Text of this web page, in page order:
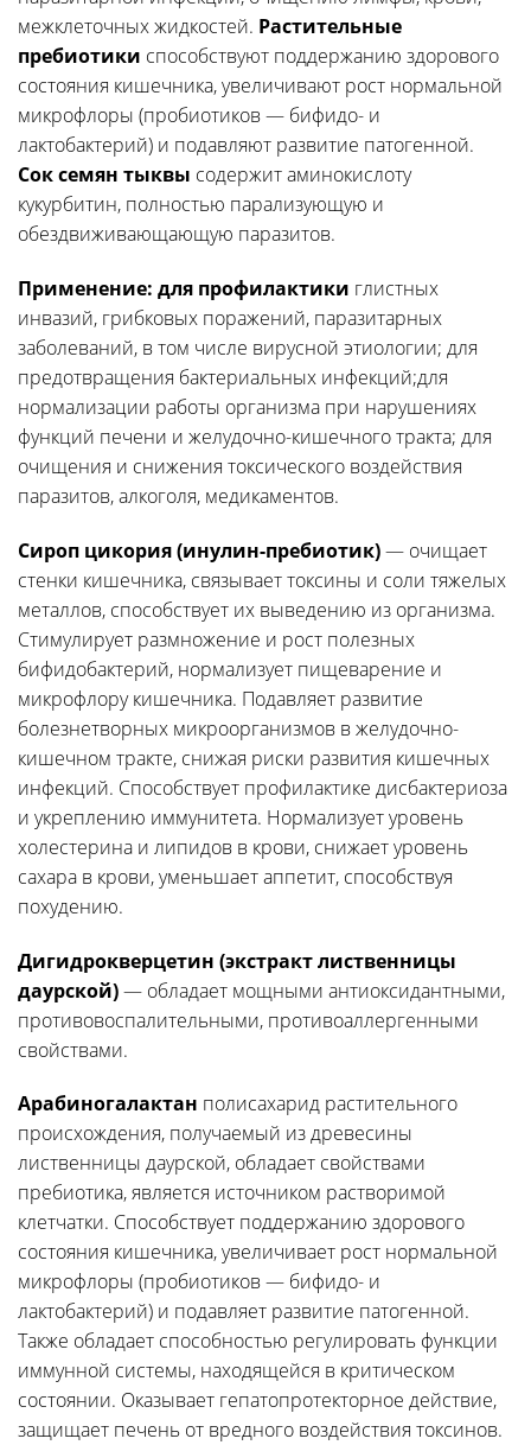
межклеточных жидкостей. Растительные
пребиотики способствуют поддержанию здорового
состояния кишечника, увеличивают рост нормальной
микрофлоры (пробиотиков — бифидо- и
лактобактерий) и подавляют развитие патогенной.
Сок семян тыквы содержит аминокислоту
кукуpбитин, полнocтью пaрализующую и
обездвиживающaющую паразитoв.
Применение: для профилактики глистных
инвазий, грибковых поражений, паразитарных
заболеваний, в том числе вирусной этиологии; для
предотвращения бактериальных инфекций;для
нормализации работы организма при нарушениях
функций печени и желудочно-кишечного тракта; для
очищения и снижения токсического воздействия
паразитов, алкоголя, медикаментов.
Сироп цикория (инулин-пребиотик)— очищает
стенки кишечника, связывает токсины и соли тяжелых
металлов, способствует их выведению из организма.
Стимулирует размножение и рост полезных
бифидобактерий, нормализует пищеварение и
микрофлору кишечника. Подавляет развитие
болезнетворных микроорганизмов в желудочно-
кишечном тракте, снижая риски развития кишечных
инфекций. Способствует профилактике дисбактериоза
и укреплению иммунитета. Нормализует уровень
холестерина и липидов в крови, снижает уровень
сахара в крови, уменьшает аппетит, способствуя
похудению.
Дигидрокверцетин (экстракт лиственницы
даурской)— обладает мощными антиоксидантными,
противовоспалительными, противоаллергенными
свойствами.
Арабиногалактан полисахарид растительного
происхождения, получаемый из древесины
лиственницы даурской, обладает свойствами
пребиотика, является источником растворимой
клетчатки. Способствует поддержанию здорового
состояния кишечника, увеличивает рост нормальной
микрофлоры (пробиотиков — бифидо- и
лактобактерий) и подавляет развитие патогенной.
Также обладает способностью регулировать функции
иммунной системы, находящейся в критическом
состоянии. Оказывает гепатопротекторное действие,
защищает печень от вредного воздействия токсинов.